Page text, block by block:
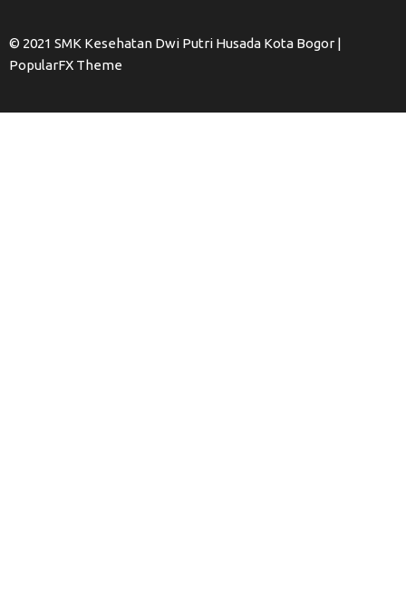
© 2021 SMK Kesehatan Dwi Putri Husada Kota Bogor |
PopularFX Theme